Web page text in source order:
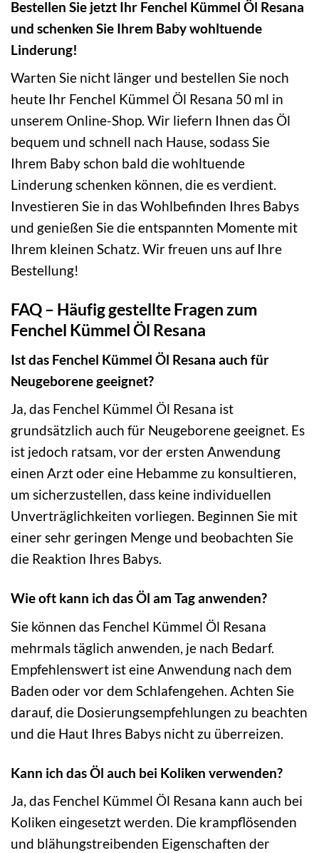
Bestellen Sie jetzt Ihr Fenchel Kümmel Öl Resana
und schenken Sie Ihrem Baby wohltuende
Linderung!
Warten Sie nicht länger und bestellen Sie noch
heute Ihr Fenchel Kümmel Öl Resana 50 ml in
unserem Online-Shop. Wir liefern Ihnen das Öl
bequem und schnell nach Hause, sodass Sie
Ihrem Baby schon bald die wohltuende
Linderung schenken können, die es verdient.
Investieren Sie in das Wohlbefinden Ihres Babys
und genießen Sie die entspannten Momente mit
Ihrem kleinen Schatz. Wir freuen uns auf Ihre
Bestellung!
FAQ – Häufig gestellte Fragen zum
Fenchel Kümmel Öl Resana
Ist das Fenchel Kümmel Öl Resana auch für
Neugeborene geeignet?
Ja, das Fenchel Kümmel Öl Resana ist
grundsätzlich auch für Neugeborene geeignet. Es
ist jedoch ratsam, vor der ersten Anwendung
einen Arzt oder eine Hebamme zu konsultieren,
um sicherzustellen, dass keine individuellen
Unverträglichkeiten vorliegen. Beginnen Sie mit
einer sehr geringen Menge und beobachten Sie
die Reaktion Ihres Babys.
Wie oft kann ich das Öl am Tag anwenden?
Sie können das Fenchel Kümmel Öl Resana
mehrmals täglich anwenden, je nach Bedarf.
Empfehlenswert ist eine Anwendung nach dem
Baden oder vor dem Schlafengehen. Achten Sie
darauf, die Dosierungsempfehlungen zu beachten
und die Haut Ihres Babys nicht zu überreizen.
Kann ich das Öl auch bei Koliken verwenden?
Ja, das Fenchel Kümmel Öl Resana kann auch bei
Koliken eingesetzt werden. Die krampflösenden
und blähungstreibenden Eigenschaften der